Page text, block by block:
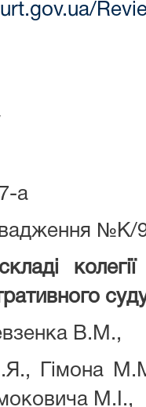
а
№К/
В.М.,
Гімона
М.І.,